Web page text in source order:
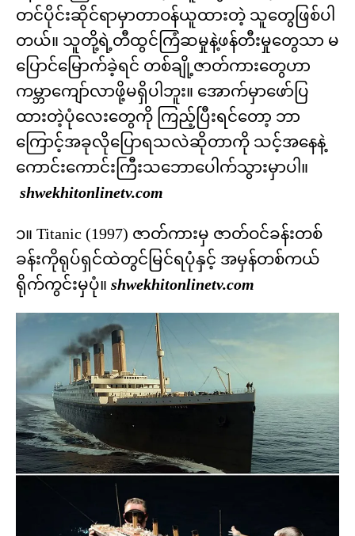
တင်ပိုင်းဆိုင်ရာမှာတာဝန်ယူထားတဲ့ သူတွေဖြစ်ပါ
တယ်။ သူတို့ရဲ့တီထွင်ကြံဆမှုနဲ့ဖန်တီးမှုတွေသာ မ
ပြောင်မြောက်ခဲ့ရင် တစ်ချို့ဇာတ်ကားတွေဟာ
ကမ္ဘာကျော်လာဖို့မရှိပါဘူး။ အောက်မှာဖော်ပြ
ထားတဲ့ပုံလေးတွေကို ကြည့်ပြီးရင်တော့ ဘာ
ကြောင့်အခုလိုပြောရသလဲဆိုတာကို သင့်အနေနဲ့
ကောင်းကောင်းကြီးသဘောပေါက်သွားမှာပါ။
shwekhitonlinetv.com
၁။ Titanic (1997) ဇာတ်ကားမှ ဇာတ်ဝင်ခန်းတစ်
ခန်းကိုရုပ်ရှင်ထဲတွင်မြင်ရပုံနှင့် အမှန်တစ်ကယ်
ရိုက်ကွင်းမှပုံ။ shwekhitonlinetv.com